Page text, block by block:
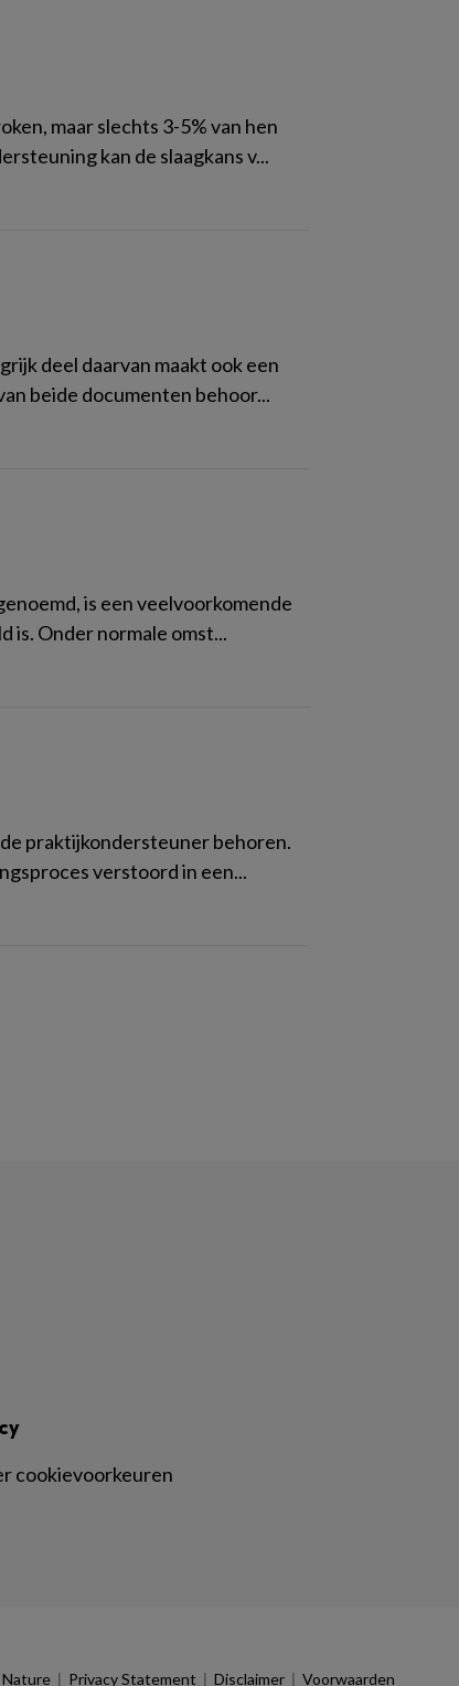
maar slechts 3-5% van hen
kan de slaagkans v...
deel daarvan maakt ook een
beide documenten behoor...
is een veelvoorkomende
is. Onder normale omst...
praktijkondersteuner behoren.
verstoord in een...
cookievoorkeuren
Nature | Privacy Statement | Disclaimer | Voorwaarden